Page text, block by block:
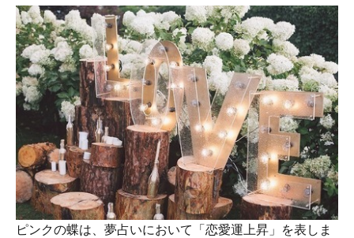
ピンクの蝶は、夢占いにおいて「恋愛運上昇」を表しま